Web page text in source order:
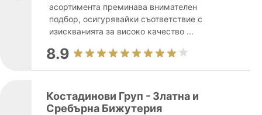
асортимента преминава внимателен
подбор, осигурявайки съответствие с
изискванията за високо качество ...
8.9
Костадинови Груп - Златна и
Сребърна Бижутерия